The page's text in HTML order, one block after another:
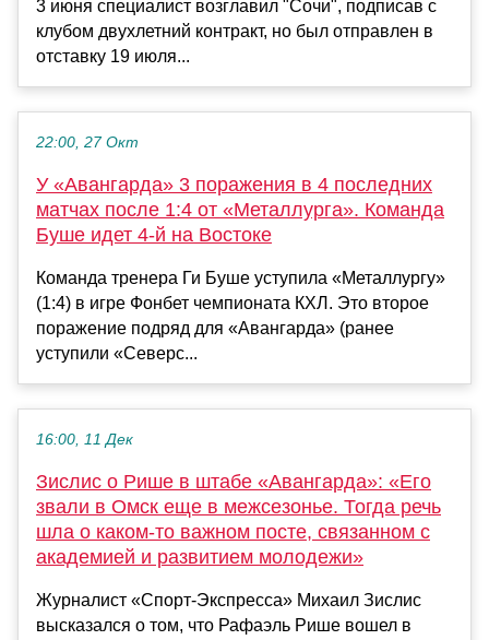
3 июня специалист возглавил "Сочи", подписав с
клубом двухлетний контракт, но был отправлен в
отставку 19 июля...
22:00, 27 Окт
У «Авангарда» 3 поражения в 4 последних
матчах после 1:4 от «Металлурга». Команда
Буше идет 4-й на Востоке
Команда тренера Ги Буше уступила «Металлургу»
(1:4) в игре Фонбет чемпионата КХЛ. Это второе
поражение подряд для «Авангарда» (ранее
уступили «Северс...
16:00, 11 Дек
Зислис о Рише в штабе «Авангарда»: «Его
звали в Омск еще в межсезонье. Тогда речь
шла о каком-то важном посте, связанном с
академией и развитием молодежи»
Журналист «Спорт-Экспресса» Михаил Зислис
высказался о том, что Рафаэль Рише вошел в